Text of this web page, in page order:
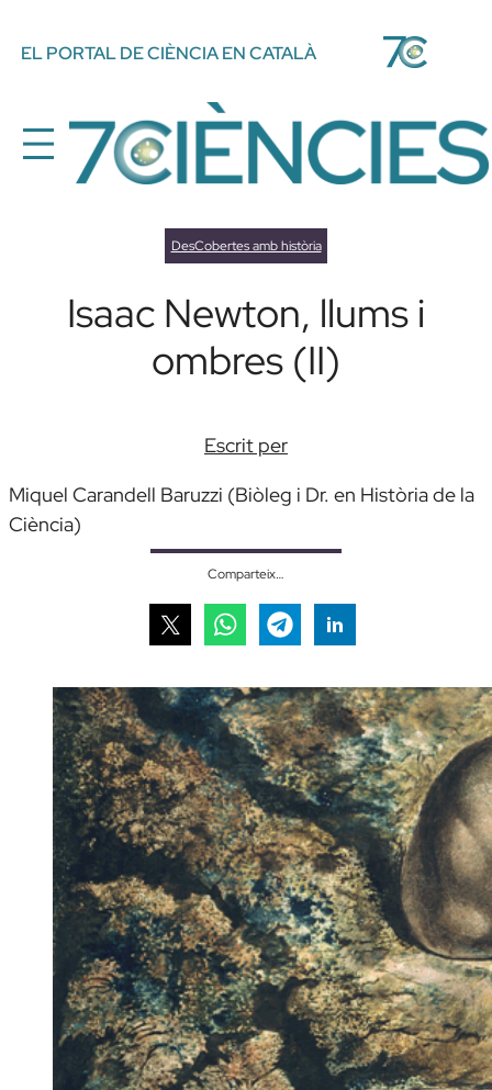
EL PORTAL DE CIÈNCIA EN CATALÀ
DesCobertes amb història
Isaac Newton, llums i
ombres (II)
Escrit per
Miquel Carandell Baruzzi (Biòleg i Dr. en Història de la
Ciència)
Comparteix…